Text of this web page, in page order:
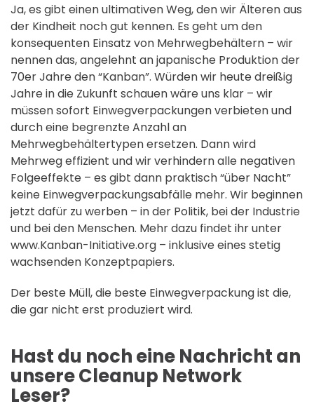
Ja, es gibt einen ultimativen Weg, den wir Älteren aus
der Kindheit noch gut kennen. Es geht um den
konsequenten Einsatz von Mehrwegbehältern – wir
nennen das, angelehnt an japanische Produktion der
70er Jahre den “Kanban”. Würden wir heute dreißig
Jahre in die Zukunft schauen wäre uns klar – wir
müssen sofort Einwegverpackungen verbieten und
durch eine begrenzte Anzahl an
Mehrwegbehältertypen ersetzen. Dann wird
Mehrweg effizient und wir verhindern alle negativen
Folgeeffekte – es gibt dann praktisch “über Nacht”
keine Einwegverpackungsabfälle mehr. Wir beginnen
jetzt dafür zu werben – in der Politik, bei der Industrie
und bei den Menschen. Mehr dazu findet ihr unter
www.Kanban-Initiative.org – inklusive eines stetig
wachsenden Konzeptpapiers.
Der beste Müll, die beste Einwegverpackung ist die,
die gar nicht erst produziert wird.
Hast du noch eine Nachricht an
unsere Cleanup Network
Leser?